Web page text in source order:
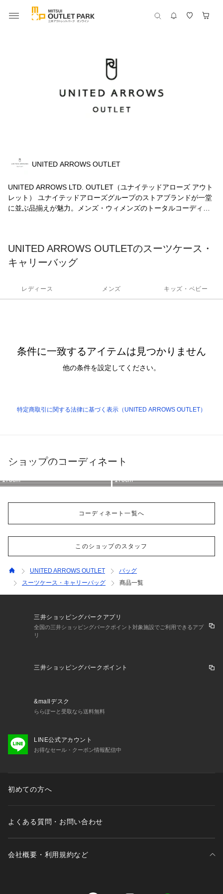
UNITED ARROWS OUTLET
UNITED ARROWS LTD. OUTLET（ユナイテッドアローズ アウト
レット） ユナイテッドアローズグループのストアブランドが一堂
に並ぶ品揃えが魅力。メンズ・ウィメンズのトータルコーディネ
イテッドアローズ アウトレット"ならではの品揃えが魅力。メン
ズ・ウィメンズの綺麗めアイテムからカジュアルアイテムに至る
UNITED ARROWS OUTLETのスーツケース・
キャリーバッグ
レディース メンズ キッズ・ベビー
条件に一致するアイテムは見つかりません
他の条件を設定してください。
特定商取引に関する法律に基づく表示（UNITED ARROWS OUTLET）
ショップのコーディネート
UNITED ARROWS OUTLET UNITED ARROWS OUTLET
UNITED ARROWS OUTLET UNITED ARROWS OUTLET
UNITED ARROWS OUTLET
178cm 178cm
コーディネート一覧へ
このショップのスタッフ
UNITED ARROWS OUTLET
バッグ
スーツケース・キャリーバッグ
商品一覧
三井ショッピングパークアプリ
全国の三井ショッピングパークポイント対象施設でご利用できるアプ
リ
三井ショッピングパークポイント
&mallデスク
ららぽーと受取なら送料無料
LINE公式アカウント
お得なセール・クーポン情報配信中
初めての方へ
よくある質問・お問い合わせ
会社概要・利用規約など